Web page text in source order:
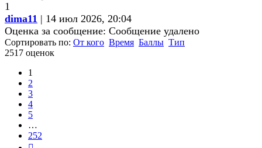
1
dima11 | 14 июл 2026, 20:04
Оценка за сообщение: Сообщение удалено
Сортировать по: От кого Время Баллы Тип
2517 оценок
1
2
3
4
5
…
252